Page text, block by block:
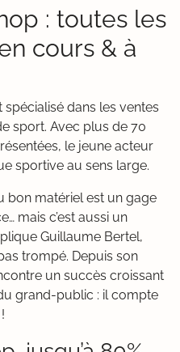
: toutes les
cours & à
dans les ventes
sport. Avec plus de 70
le jeune acteur
sportive au sens large.
bon matériel est un gage
mais c’est aussi un
Guillaume Bertel,
trompé. Depuis son
un succès croissant
grand-public : il compte